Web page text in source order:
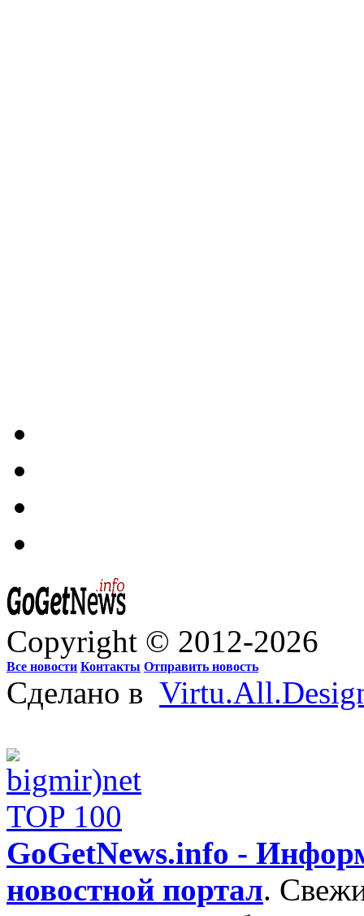
Copyright © 2012-2026
Все новости Контакты Отправить новость
Сделано в
GoGetNews.info -
новостной портал.